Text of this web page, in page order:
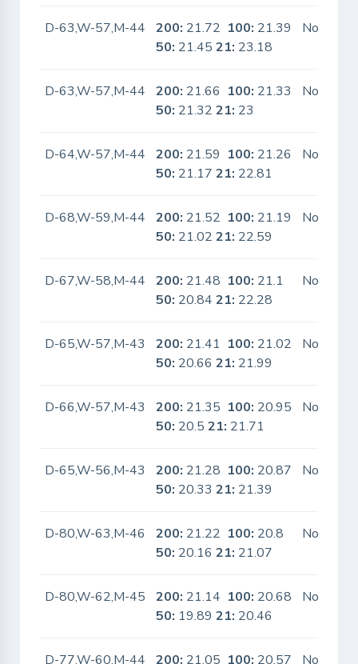
D-63,W-57,M-44 200: 21.72 100: 21.39
50: 21.4521: 23.18
No
D-63,W-57,M-44 200: 21.66 100: 21.33
50: 21.3221: 23
No
D-64,W-57,M-44 200: 21.59 100: 21.26
50: 21.1721: 22.81
No
D-68,W-59,M-44 200: 21.52 100: 21.19
50: 21.0221: 22.59
No
D-67,W-58,M-44 200: 21.48 100: 21.1
50: 20.8421: 22.28
No
D-65,W-57,M-43 200: 21.41 100: 21.02
50: 20.6621: 21.99
No
D-66,W-57,M-43 200: 21.35 100: 20.95
50: 20.521: 21.71
No
D-65,W-56,M-43 200: 21.28 100: 20.87
50: 20.3321: 21.39
No
D-80,W-63,M-46 200: 21.22 100: 20.8
50: 20.1621: 21.07
No
D-80,W-62,M-45 200: 21.14 100: 20.68
50: 19.8921: 20.46
No
D-77,W-60,M-44 200: 21.05 100: 20.57 No